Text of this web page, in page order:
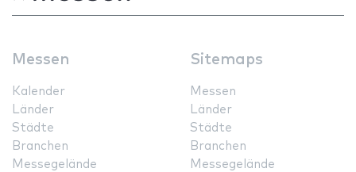
Messen
Kalender
Länder
Städte
Branchen
Messegelände
Sitemaps
Messen
Länder
Städte
Branchen
Messegelände